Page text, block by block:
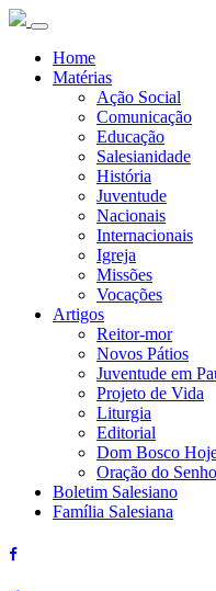
Home
Matérias
Ação Social
Comunicação
Educação
Salesianidade
História
Juventude
Nacionais
Internacionais
Igreja
Missões
Vocações
Artigos
Reitor-mor
Novos Pátios
Juventude em
Projeto de Vida
Liturgia
Editorial
Dom Bosco
Oração do
Boletim Salesiano
Família Salesiana